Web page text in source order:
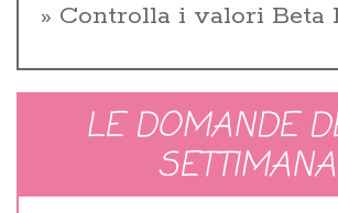
Controlla i valori Beta
LE DOMANDE
SETTIMANA